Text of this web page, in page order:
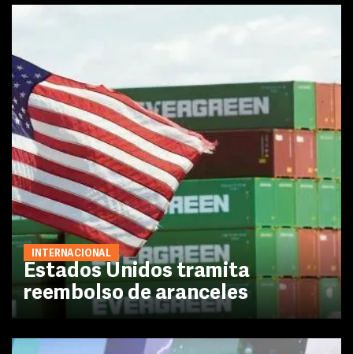
INTERNACIONAL
Estados Unidos tramita
reembolso de aranceles